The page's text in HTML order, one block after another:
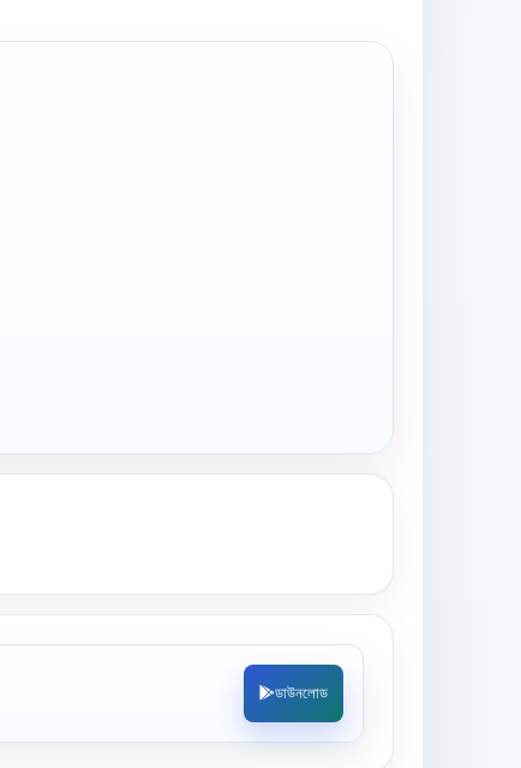
ডাউনলোড